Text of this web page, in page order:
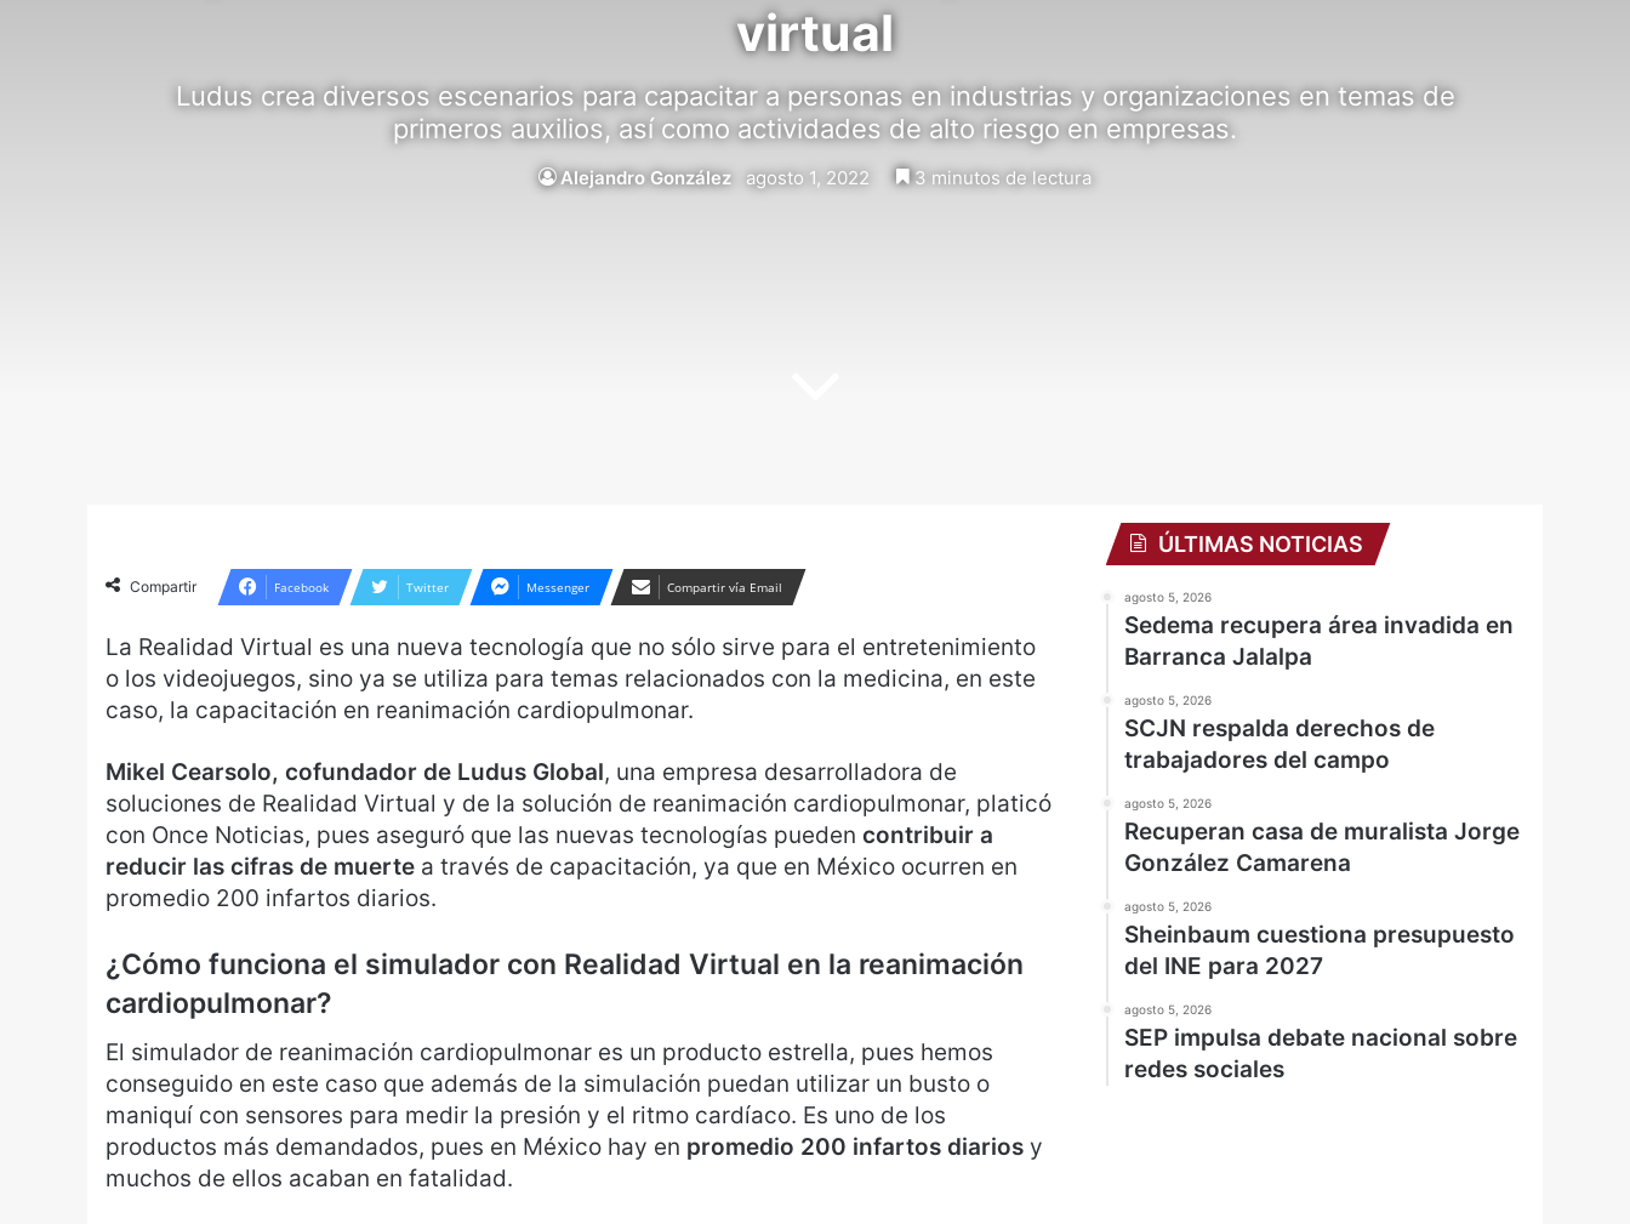
virtual
Ludus crea diversos escenarios para capacitar a personas en industrias y organizaciones en temas de
primeros auxilios, así como actividades de alto riesgo en empresas.
Alejandro González agosto 1, 2022 3 minutos de lectura
Compartir Facebook Twitter Messenger Compartir vía Email
La Realidad Virtual es una nueva tecnología que no sólo sirve para el entretenimiento
o los videojuegos, sino ya se utiliza para temas relacionados con la medicina, en este
caso, la capacitación en reanimación cardiopulmonar.
Mikel Cearsolo, cofundador de Ludus Global, una empresa desarrolladora de
soluciones de Realidad Virtual y de la solución de reanimación cardiopulmonar, platicó
con Once Noticias, pues aseguró que las nuevas tecnologías pueden contribuir a
reducir las cifras de muerte a través de capacitación, ya que en México ocurren en
promedio 200 infartos diarios.
¿Cómo funciona el simulador con Realidad Virtual en la reanimación
cardiopulmonar?
El simulador de reanimación cardiopulmonar es un producto estrella, pues hemos
conseguido en este caso que además de la simulación puedan utilizar un busto o
maniquí con sensores para medir la presión y el ritmo cardíaco. Es uno de los
productos más demandados, pues en México hay en promedio 200 infartos diarios y
muchos de ellos acaban en fatalidad.
ÚLTIMAS NOTICIAS
agosto 5, 2026
Sedema recupera área invadida en
Barranca Jalalpa
agosto 5, 2026
SCJN respalda derechos de
trabajadores del campo
agosto 5, 2026
Recuperan casa de muralista Jorge
González Camarena
agosto 5, 2026
Sheinbaum cuestiona presupuesto
del INE para 2027
agosto 5, 2026
SEP impulsa debate nacional sobre
redes sociales